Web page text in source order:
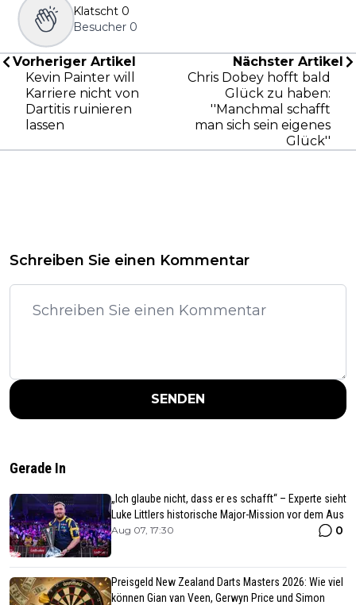
Klatscht 0
Besucher 0
Vorheriger Artikel
Kevin Painter will
Karriere nicht von
Dartitis ruinieren
lassen
Nächster Artikel
Chris Dobey hofft bald
Glück zu haben:
''Manchmal schafft
man sich sein eigenes
Glück''
Schreiben Sie einen Kommentar
SENDEN
Gerade In
„Ich glaube nicht, dass er es schafft“ – Experte sieht
Luke Littlers historische Major-Mission vor dem Aus
Aug 07, 17:30 0
Preisgeld New Zealand Darts Masters 2026: Wie viel
können Gian van Veen, Gerwyn Price und Simon